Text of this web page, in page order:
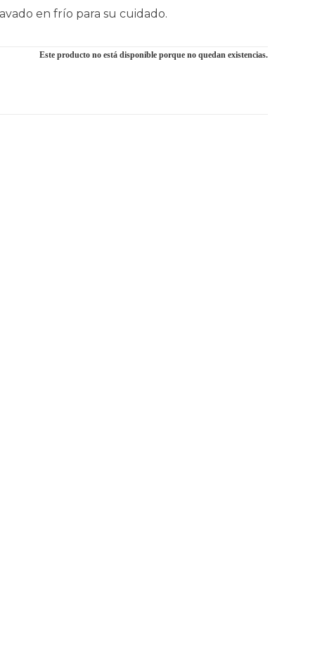
en frío para su cuidado.
Este producto no está disponible porque no quedan existencias.